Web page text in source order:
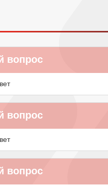
вопрос
вопрос
вопрос